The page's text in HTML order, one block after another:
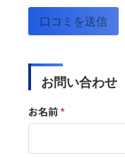
口コミを送信
お問い合わせ
お名前*